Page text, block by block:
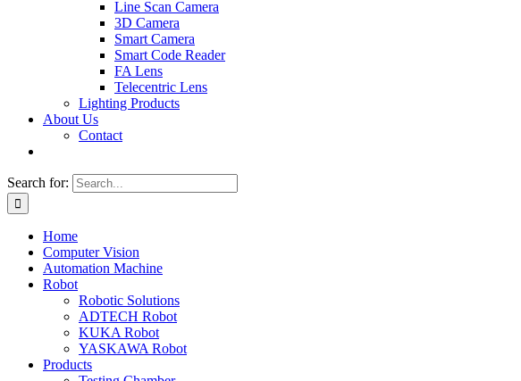
Line Scan Camera
3D Camera
Smart Camera
Smart Code Reader
FA Lens
Telecentric Lens
Lighting Products
About Us
Contact
Search for:
Home
Computer Vision
Automation Machine
Robot
Robotic Solutions
ADTECH Robot
KUKA Robot
YASKAWA Robot
Products